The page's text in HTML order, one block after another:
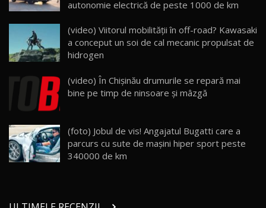
ZEEKR 009: Cel mai Performant și Confortabil
Van Electric Testat în Moldova / AutoBlog.MD
26:38
mai Exclusiv și Puternic Defender Testat în
Moldova
32:21
26
AutoBlog.MD
10:57
autonomie electrică de peste 1000 de km
(video) Viitorul mobilității în off-road? Kawasaki
a conceput un soi de cal mecanic propulsat de
hidrogen
(video) În Chişinău drumurile se repară mai
bine pe timp de ninsoare şi mâzgă
(foto) Jobul de vis! Angajatul Bugatti care a
parcurs cu sute de maşini hiper sport peste
340000 de km